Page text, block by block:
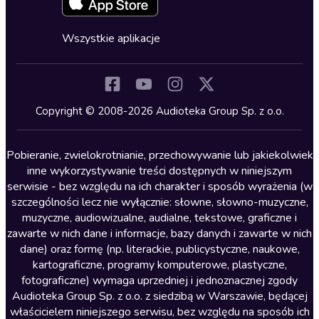
Kryminały
Lektury szkolne
Literatura anglojęzyczna
Literatura faktu
Literatura obyczajowa
Literatura piękna obca
Literatura piękna polska
Nagrania relaksacyjne
Nauka języków
Cykle audiobooków
Wszystkie aplikacje
Copyright © 2008-2026 Audioteka Group Sp. z o.o.
Pobieranie, zwielokrotnianie, przechowywanie lub jakiekolwiek
inne wykorzystywanie treści dostępnych w niniejszym
serwisie - bez względu na ich charakter i sposób wyrażenia (w
szczególności lecz nie wyłącznie: słowne, słowno-muzyczne,
muzyczne, audiowizualne, audialne, tekstowe, graficzne i
zawarte w nich dane i informacje, bazy danych i zawarte w nich
dane) oraz formę (np. literackie, publicystyczne, naukowe,
kartograficzne, programy komputerowe, plastyczne,
fotograficzne) wymaga uprzedniej i jednoznacznej zgody
Audioteka Group Sp. z o.o. z siedzibą w Warszawie, będącej
właścicielem niniejszego serwisu, bez względu na sposób ich